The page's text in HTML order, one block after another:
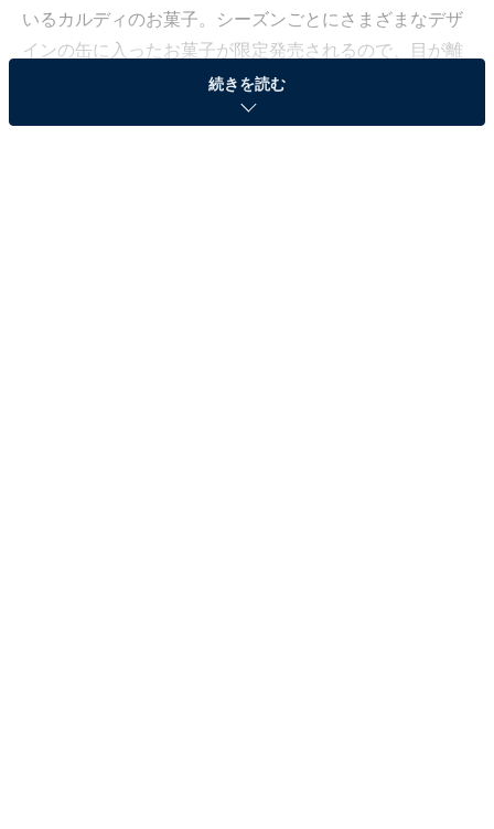
いるカルディのお菓子。シーズンごとにさまざまなデザ
インの缶に入ったお菓子が限定発売されるので、目が離
せない存在です。今回紹介する「マカダミアクッキー
缶」637円（税込）も、容器目当てで買った人も多いの
続きを読む